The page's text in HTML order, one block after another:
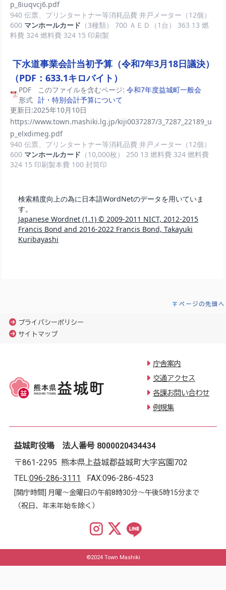
ページの先頭へ
プライバシーポリシー
サイトマップ
庁舎案内
交通アクセス
各課お問い合わせ
例規集
益城町役場 法人番号 8000020434434
〒861-2295 熊本県上益城郡益城町大字宮園702
TEL:096-286-3111 FAX:096-286-4523
[開庁時間] 月曜～金曜日の午前8時30分～午後5時15分まで
（祝日、年末年始を除く）
©2024 Town Mashiki